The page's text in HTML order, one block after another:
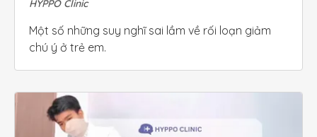
HYPPO Clinic
Một số những suy nghĩ sai lầm về rối loạn giảm
chú ý ở trẻ em.